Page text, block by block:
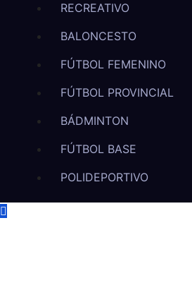
RECREATIVO
BALONCESTO
FÚTBOL FEMENINO
FÚTBOL PROVINCIAL
BÁDMINTON
FÚTBOL BASE
POLIDEPORTIVO